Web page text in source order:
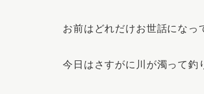
お前はどれだけお世話になっ
今日はさすがに川が濁って釣